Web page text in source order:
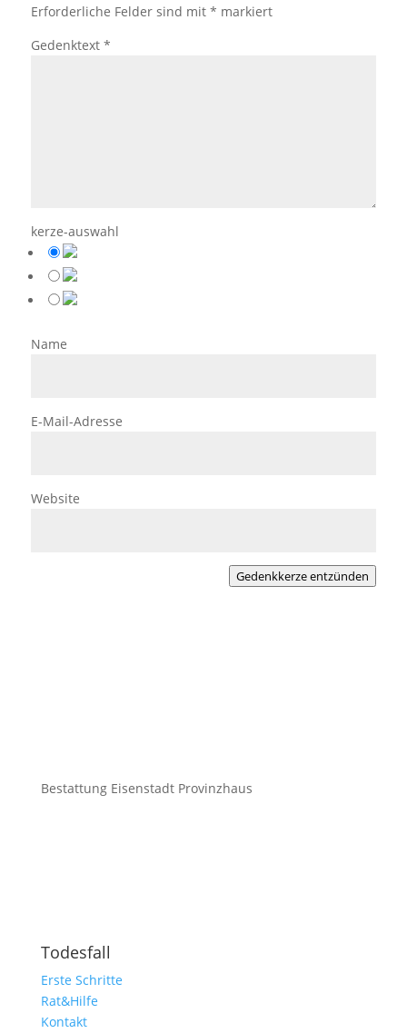
Erforderliche Felder sind mit * markiert
Gedenktext *
kerze-auswahl
Name
E-Mail-Adresse
Website
Gedenkkerze entzünden
Bestattung Eisenstadt Provinzhaus
Todesfall
Erste Schritte
Rat&Hilfe
Kontakt